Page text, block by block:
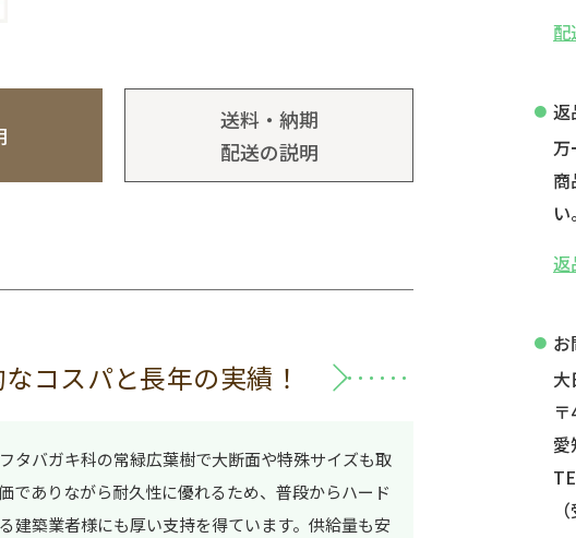
送料・納期
配送の説明
コスパと長年の実績！
タバガキ科の常緑広葉樹で大断面や特殊サイズも取
でありながら耐久性に優れるため、普段からハード
建築業者様にも厚い支持を得ています。供給量も安
配
返
万
い。
返
お